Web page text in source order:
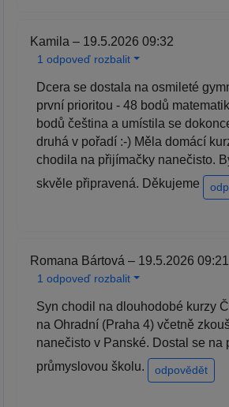
Kamila – 19.5.2026 09:32
1 odpoveď rozbalit
Dcera se dostala na osmileté
první prioritou - 48 bodů
bodů čeština a umístila se
druhá v pořadí :-) Měla domácí
chodila na přijímačky nanečisto.
skvěle připravená. Děkujeme
Romana Bártová – 19.5.2026 09:21
1 odpoveď rozbalit
Syn chodil na dlouhodobé kurzy
na Ohradní (Praha 4) včetně
nanečisto v Panské. Dostal se na
průmyslovou školu.
odpovědět